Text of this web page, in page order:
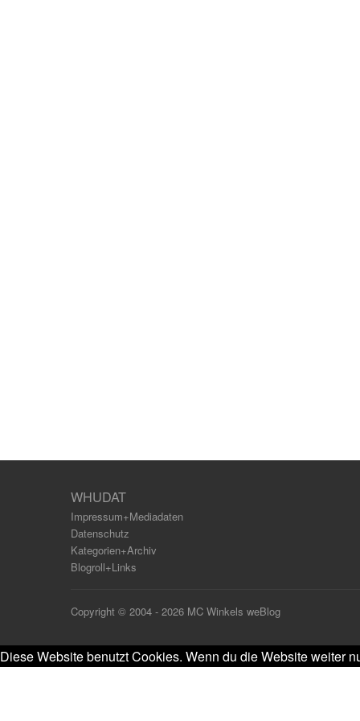
WHUDAT
Impressum+Mediadaten
Datenschutz
Kategorien+Archiv
Blogroll+Links
Copyright © 2004 - 2026 MC Winkels weBlog
Diese Website benutzt Cookies. Wenn du die Website weiter